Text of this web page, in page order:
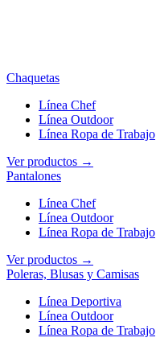
Chaquetas
Línea Chef
Línea Outdoor
Línea Ropa de Trabajo
Ver productos →
Pantalones
Línea Chef
Línea Outdoor
Línea Ropa de Trabajo
Ver productos →
Poleras, Blusas y Camisas
Línea Deportiva
Línea Outdoor
Línea Ropa de Trabajo